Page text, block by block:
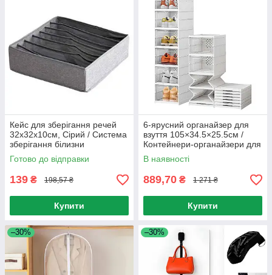
Кейс для зберігання речей
32x32x10см, Сірий / Система
зберігання білизни
Готово до відправки
139 ₴ 198,57 ₴
Купити
6-ярусний органайзер для
взуття 105×34.5×25.5см /
Контейнери-органайзери для
взуття / Коробки для взуття
В наявності
889,70 ₴ 1 271 ₴
Купити
–30% –30%